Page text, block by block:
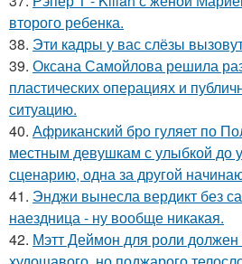
второго ребенка.
38. Эти кадры у вас слёзы
39. Оксана Самойлова решила
пластических операциях и
ситуацию.
40. Африканский бро гуляет по
местным девушкам с улыбкой до
сценарию, одна за другой
41. Энджи вынесла вердикт без
наездница - ну вообще никакая.
42. Мэтт Деймон для роли должен